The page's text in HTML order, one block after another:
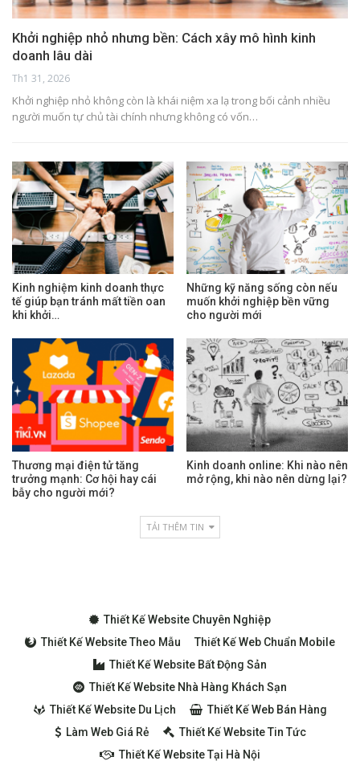
Khởi nghiệp nhỏ nhưng bền: Cách xây mô hình kinh
doanh lâu dài
Th1 31, 2026
Khởi nghiệp nhỏ không còn là khái niệm xa lạ trong bối cảnh nhiều
người muốn tự chủ tài chính nhưng không có vốn…
Kinh nghiệm kinh doanh thực
tế giúp bạn tránh mất tiền oan
khi khởi…
Những kỹ năng sống còn nếu
muốn khởi nghiệp bền vững
cho người mới
Thương mại điện tử tăng
trưởng mạnh: Cơ hội hay cái
bẫy cho người mới?
Kinh doanh online: Khi nào nên
mở rộng, khi nào nên dừng lại?
TẢI THÊM TIN
Thiết Kế Website Chuyên Nghiệp
Thiết Kế Website Theo Mẫu
Thiết Kế Web Chuẩn Mobile
Thiết Kế Website Bất Động Sản
Thiết Kế Website Nhà Hàng Khách Sạn
Thiết Kế Website Du Lịch
Thiết Kế Web Bán Hàng
Làm Web Giá Rẻ
Thiết Kế Website Tin Tức
Thiết Kế Website Tại Hà Nội